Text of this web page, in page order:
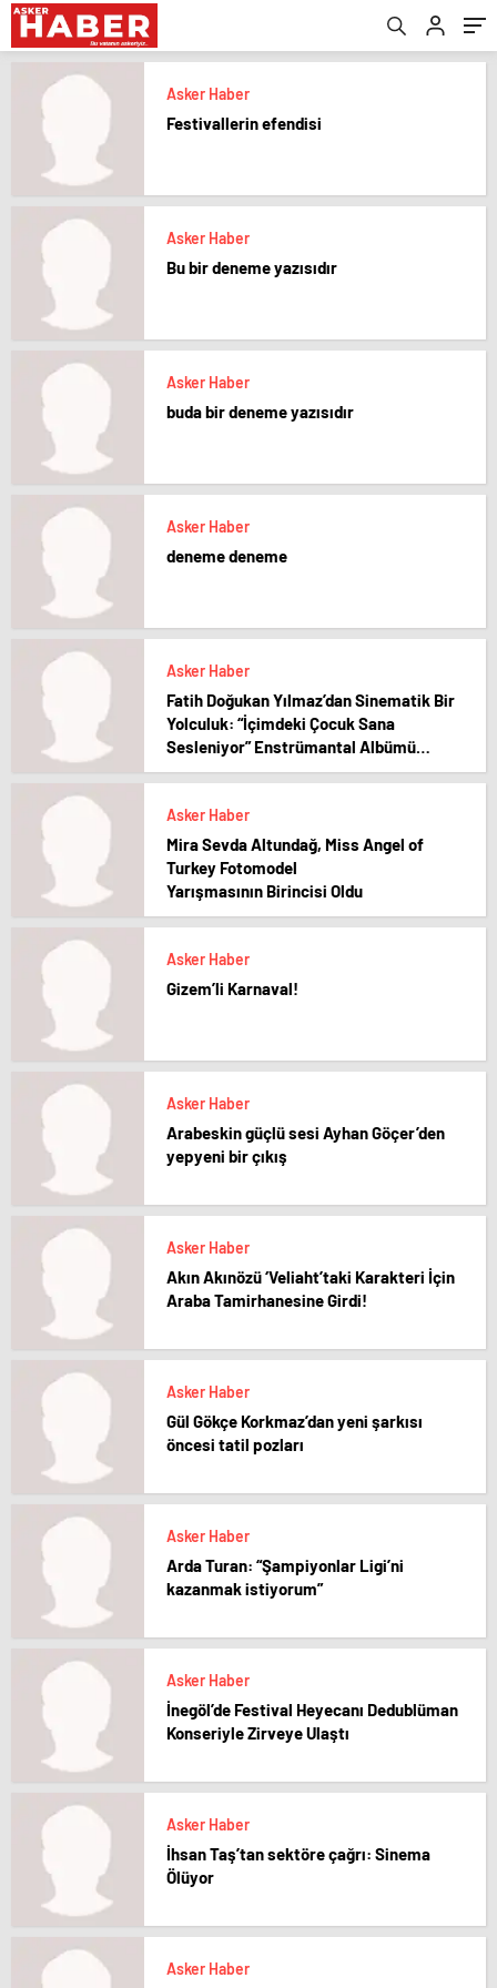
Asker Haber
Festivallerin efendisi
Asker Haber
Bu bir deneme yazısıdır
Asker Haber
buda bir deneme yazısıdır
Asker Haber
deneme deneme
Asker Haber
Fatih Doğukan Yılmaz’dan Sinematik Bir
Yolculuk: “İçimdeki Çocuk Sana
Sesleniyor” Enstrümantal Albümü
Yayında!
Asker Haber
Mira Sevda Altundağ, Miss Angel of
Turkey Fotomodel
Yarışmasının Birincisi Oldu
Asker Haber
Gizem’li Karnaval!
Asker Haber
Arabeskin güçlü sesi Ayhan Göçer’den
yepyeni bir çıkış
Asker Haber
Akın Akınözü ‘Veliaht’taki Karakteri İçin
Araba Tamirhanesine Girdi!
Asker Haber
Gül Gökçe Korkmaz’dan yeni şarkısı
öncesi tatil pozları
Asker Haber
Arda Turan: “Şampiyonlar Ligi’ni
kazanmak istiyorum”
Asker Haber
İnegöl’de Festival Heyecanı Dedublüman
Konseriyle Zirveye Ulaştı
Asker Haber
İhsan Taş’tan sektöre çağrı: Sinema
Ölüyor
Asker Haber